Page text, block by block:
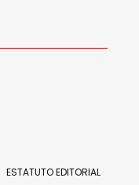
ESTATUTO EDITORIAL